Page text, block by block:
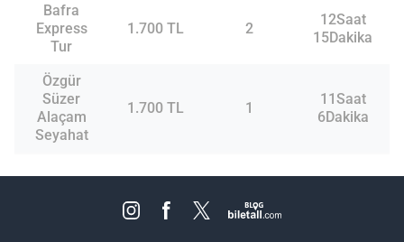
Bafra
Express
Tur
1.700 TL 2
12Saat
15Dakika
Özgür
Süzer
Alaçam
Seyahat
1.700 TL 1
11Saat
6Dakika